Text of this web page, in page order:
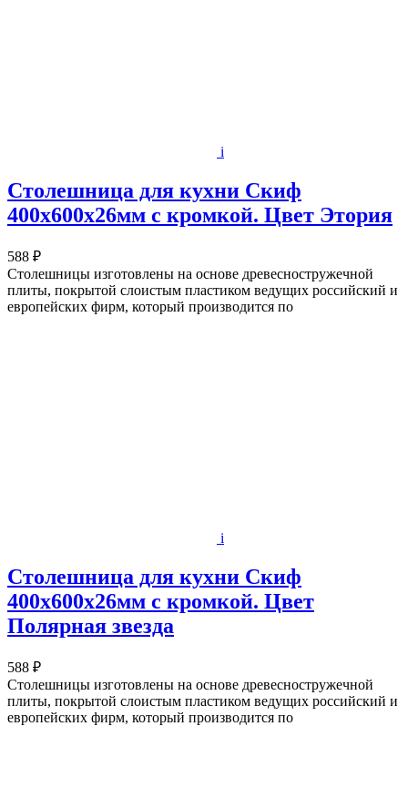
i
Столешница для кухни Скиф
400х600x26мм с кромкой. Цвет Этория
588 ₽
Столешницы изготовлены на основе древесностружечной
плиты, покрытой слоистым пластиком ведущих российский и
европейских фирм, который производится по
i
Столешница для кухни Скиф
400х600x26мм с кромкой. Цвет
Полярная звезда
588 ₽
Столешницы изготовлены на основе древесностружечной
плиты, покрытой слоистым пластиком ведущих российский и
европейских фирм, который производится по